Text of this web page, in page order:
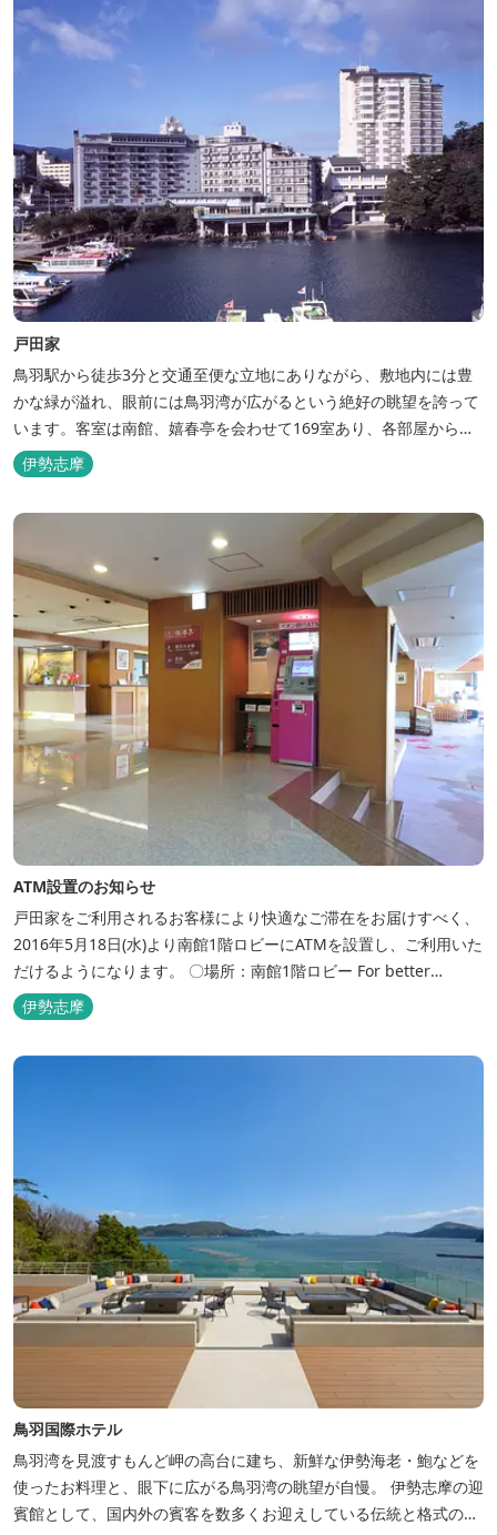
戸田家
鳥羽駅から徒歩3分と交通至便な立地にありながら、敷地内には豊
かな緑が溢れ、眼前には鳥羽湾が広がるという絶好の眺望を誇って
います。客室は南館、嬉春亭を会わせて169室あり、各部屋からの
景観の美しさも格別。伊勢湾で揚がった海の幸を使った会席料理も
自慢です。 旅の疲れを癒すには、男女あわせて13湯と足湯2湯の
伊勢志摩
ATM設置のお知らせ
戸田家をご利用されるお客様により快適なご滞在をお届けすべく、
2016年5月18日(水)より南館1階ロビーにATMを設置し、ご利用いた
だけるようになります。 〇場所：南館1階ロビー For better
convenience, ATM Machine which includes cash dispenser will
be available at Todaya Hotel’s 1...
伊勢志摩
鳥羽国際ホテル
鳥羽湾を見渡すもんど岬の高台に建ち、新鮮な伊勢海老・鮑などを
使ったお料理と、眼下に広がる鳥羽湾の眺望が自慢。 伊勢志摩の迎
賓館として、国内外の賓客を数多くお迎えしている伝統と格式のあ